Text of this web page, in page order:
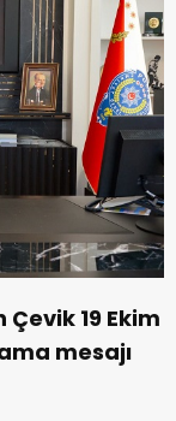
19 Ekim
mesajı